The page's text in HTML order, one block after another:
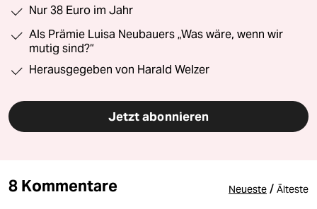
Nur 38 Euro im Jahr
Als Prämie Luisa Neubauers „Was wäre, wenn wir
mutig sind?“
Herausgegeben von Harald Welzer
Jetzt abonnieren
8 Kommentare Neueste / Älteste